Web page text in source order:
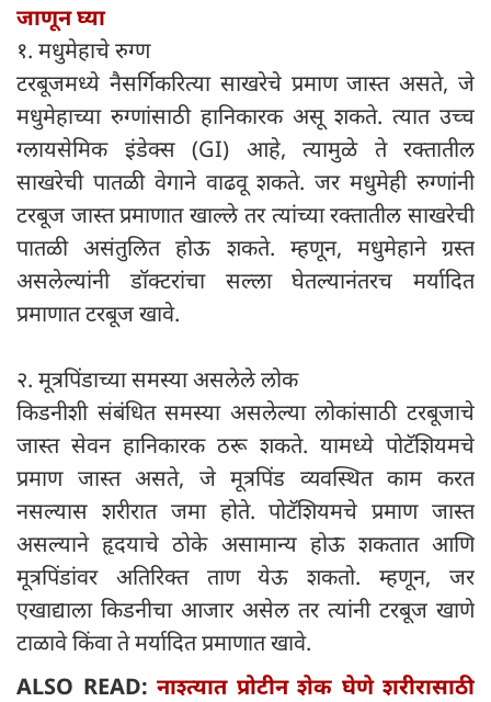
जाणून घ्या
१. मधुमेहाचे रुग्ण
टरबूजमध्ये नैसर्गिकरित्या साखरेचे प्रमाण जास्त असते, जे
मधुमेहाच्या रुग्णांसाठी हानिकारक असू शकते. त्यात उच्च
ग्लायसेमिक इंडेक्स (GI) आहे, त्यामुळे ते रक्तातील
साखरेची पातळी वेगाने वाढवू शकते. जर मधुमेही रुग्णांनी
टरबूज जास्त प्रमाणात खाल्ले तर त्यांच्या रक्तातील साखरेची
पातळी असंतुलित होऊ शकते. म्हणून, मधुमेहाने ग्रस्त
असलेल्यांनी डॉक्टरांचा सल्ला घेतल्यानंतरच मर्यादित
प्रमाणात टरबूज खावे.
२. मूत्रपिंडाच्या समस्या असलेले लोक
किडनीशी संबंधित समस्या असलेल्या लोकांसाठी टरबूजाचे
जास्त सेवन हानिकारक ठरू शकते. यामध्ये पोटॅशियमचे
प्रमाण जास्त असते, जे मूत्रपिंड व्यवस्थित काम करत
नसल्यास शरीरात जमा होते. पोटॅशियमचे प्रमाण जास्त
असल्याने हृदयाचे ठोके असामान्य होऊ शकतात आणि
मूत्रपिंडांवर अतिरिक्त ताण येऊ शकतो. म्हणून, जर
एखाद्याला किडनीचा आजार असेल तर त्यांनी टरबूज खाणे
टाळावे किंवा ते मर्यादित प्रमाणात खावे.
ALSO READ: नाश्त्यात प्रोटीन शेक घेणे शरीरासाठी